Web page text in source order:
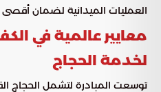
العمليات الميدانية لضمان أقصى
معايير عالمية في
لخدمة الحجاج
توسعت المبادرة لتشمل الحجاج